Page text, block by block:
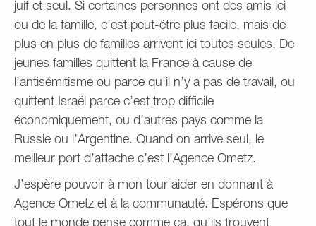
juif et seul. Si certaines personnes ont des amis ici
ou de la famille, c’est peut-être plus facile, mais de
plus en plus de familles arrivent ici toutes seules. De
jeunes familles quittent la France à cause de
l’antisémitisme ou parce qu’il n’y a pas de travail, ou
quittent Israël parce c’est trop difficile
économiquement, ou d’autres pays comme la
Russie ou l’Argentine. Quand on arrive seul, le
meilleur port d’attache c’est l’Agence Ometz.
J’espère pouvoir à mon tour aider en donnant à
Agence Ometz et à la communauté. Espérons que